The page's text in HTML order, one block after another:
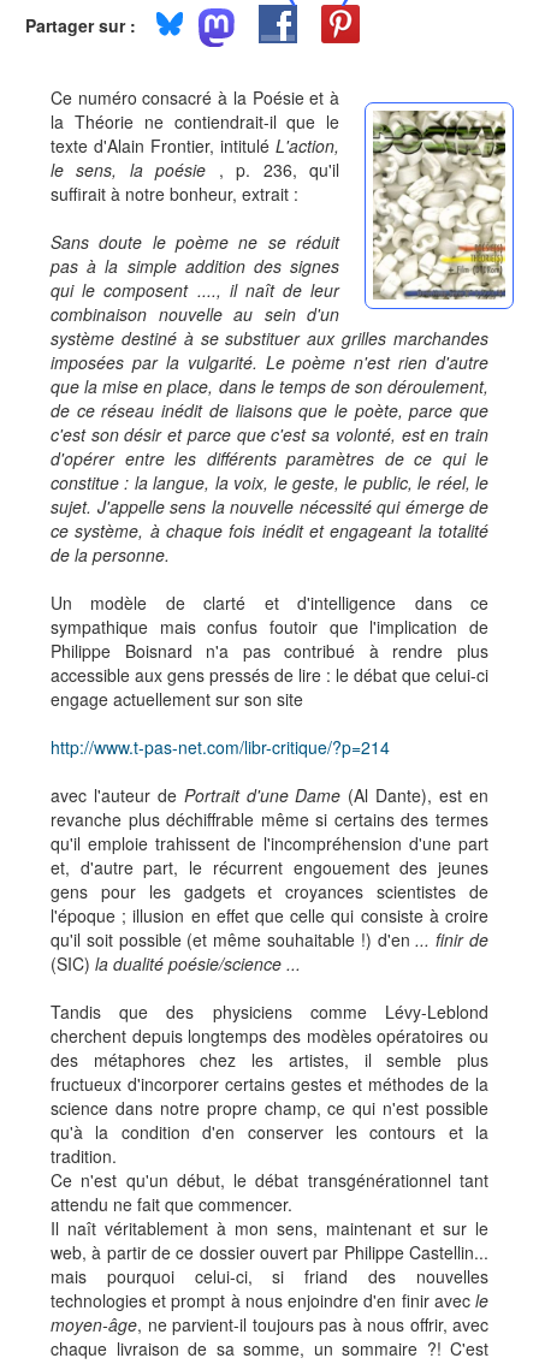
Partager sur :
Ce numéro consacré à la Poésie et à
la Théorie ne contiendrait-il que le
texte d'Alain Frontier, intituléL'action,
le sens, la poésie , p. 236, qu'il
suffirait à notre bonheur, extrait :
Sans doute le poème ne se réduit
pas à la simple addition des signes
qui le composent ...., il naît de leur
combinaison nouvelle au sein d'un
système destiné à se substituer aux grilles marchandes
imposées par la vulgarité. Le poème n'est rien d'autre
que la mise en place, dans le temps de son déroulement,
de ce réseau inédit de liaisons que le poète, parce que
c'est son désir et parce que c'est sa volonté, est en train
d'opérer entre les différents paramètres de ce qui le
constitue : la langue, la voix, le geste, le public, le réel, le
sujet. J'appelle sens la nouvelle nécessité qui émerge de
ce système, à chaque fois inédit et engageant la totalité
de la personne.
Un modèle de clarté et d'intelligence dans ce
sympathique mais confus foutoir que l'implication de
Philippe Boisnard n'a pas contribué à rendre plus
accessible aux gens pressés de lire : le débat que celui-ci
engage actuellement sur son site
http://www.t-pas-net.com/libr-critique/?p=214
avec l'auteur de Portrait d'une Dame (Al Dante), est en
revanche plus déchiffrable même si certains des termes
qu'il emploie trahissent de l'incompréhension d'une part
et, d'autre part, le récurrent engouement des jeunes
gens pour les gadgets et croyances scientistes de
l'époque ; illusion en effet que celle qui consiste à croire
qu'il soit possible (et même souhaitable !) d'en ... finir de
(SIC) la dualité poésie/science ...
Tandis que des physiciens comme Lévy-Leblond
cherchent depuis longtemps des modèles opératoires ou
des métaphores chez les artistes, il semble plus
fructueux d'incorporer certains gestes et méthodes de la
science dans notre propre champ, ce qui n'est possible
qu'à la condition d'en conserver les contours et la
tradition.
Ce n'est qu'un début, le débat transgénérationnel tant
attendu ne fait que commencer.
Il naît véritablement à mon sens, maintenant et sur le
web, à partir de ce dossier ouvert par Philippe Castellin...
mais pourquoi celui-ci, si friand des nouvelles
technologies et prompt à nous enjoindre d'en finir avec le
moyen-âge, ne parvient-il toujours pas à nous offrir, avec
chaque livraison de sa somme, un sommaire ?! C'est